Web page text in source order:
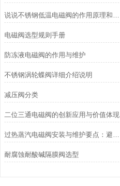
电磁阀选型规则手册
防冻液电磁阀的作用与维护
不锈钢涡轮蝶阀详细介绍说明
减压阀分类
二位三通电磁阀的创新应用与价值体现
耐腐蚀耐酸碱隔膜阀选型